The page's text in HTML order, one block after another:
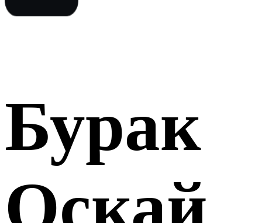
Бурак